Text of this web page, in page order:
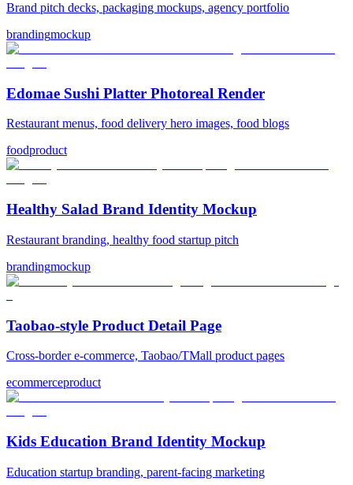
Brand pitch decks, packaging mockups, agency portfolio
brandingmockup
Edomae Sushi Platter Photoreal Render
Restaurant menus, food delivery hero images, food blogs
foodproduct
Healthy Salad Brand Identity Mockup
Restaurant branding, healthy food startup pitch
brandingmockup
Taobao-style Product Detail Page
Cross-border e-commerce, Taobao/TMall product pages
ecommerceproduct
Kids Education Brand Identity Mockup
Education startup branding, parent-facing marketing